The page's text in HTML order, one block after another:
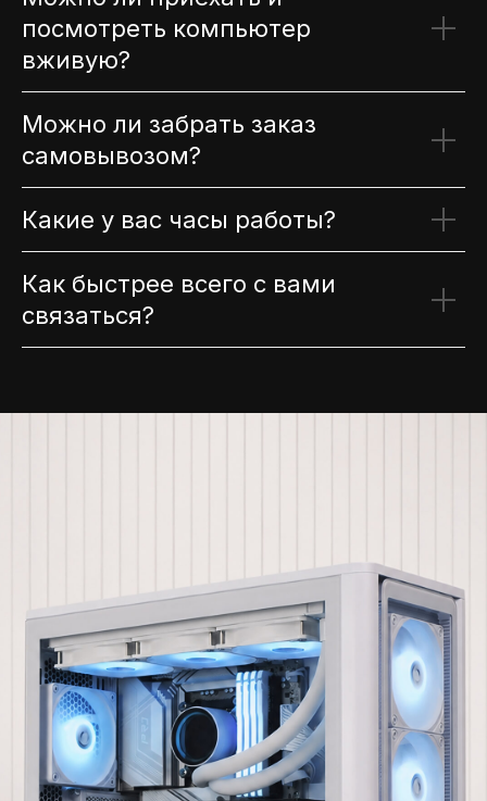
посмотреть компьютер
вживую?
Можно ли забрать заказ
самовывозом?
Какие у вас часы работы?
Как быстрее всего с вами
связаться?